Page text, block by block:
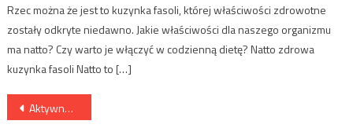
Rzec można że jest to kuzynka fasoli, której właściwości zdrowotne
zostały odkryte niedawno. Jakie właściwości dla naszego organizmu
ma natto? Czy warto je włączyć w codzienną dietę? Natto zdrowa
kuzynka fasoli Natto to […]
Nawigacja
Aktywność fizyczna i stres